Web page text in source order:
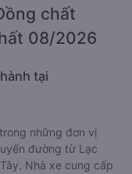
chất
08/2026
tại
những đơn vị
đường từ Lạc
Nhà xe cung cấp